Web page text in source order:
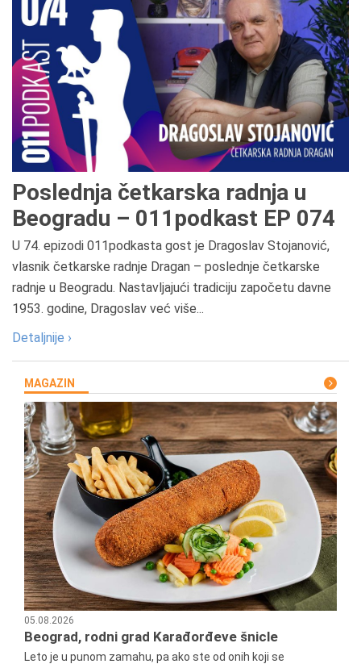
Poslednja četkarska radnja u
Beogradu – 011podkast EP 074
U 74. epizodi 011podkasta gost je Dragoslav Stojanović,
vlasnik četkarske radnje Dragan – poslednje četkarske
radnje u Beogradu. Nastavljajući tradiciju započetu davne
1953. godine, Dragoslav već više...
Detaljnije ›
MAGAZIN
05.08.2026
Beograd, rodni grad Karađorđeve šnicle
Leto je u punom zamahu, pa ako ste od onih koji se